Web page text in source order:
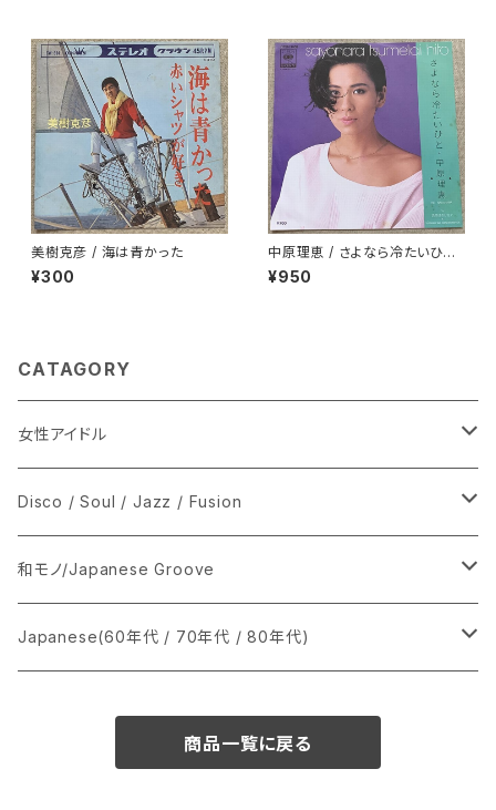
美樹克彦 / 海は青かった
¥300
中原理恵 / さよなら冷たいひと
プロモ
¥950
CATAGORY
女性アイドル
シングル盤
あ行
か行
LP
CD
Disco / Soul / Jazz / Fusion
シングル盤
A
12インチ・シングル
和モノ/Japanese Groove
シングル盤
Japanese(60年代 / 70年代 / 80年代)
商品一覧に戻る